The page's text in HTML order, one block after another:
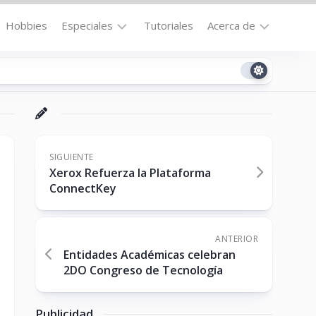
Hobbies Especiales
la
Destacados
Downloads
No-
Tutoriales Acerca de
Contacto
(US)
SIGUIENTE
Xerox Refuerza la Plataforma
ConnectKey
ANTERIOR
Entidades Académicas celebran
2DO Congreso de Tecnología